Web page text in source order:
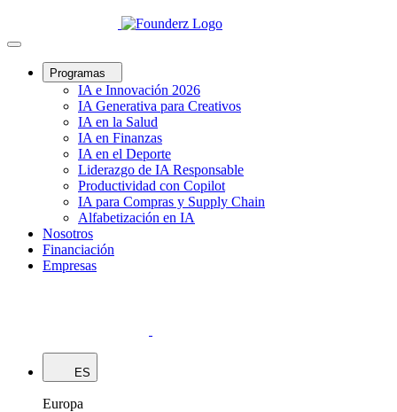
Programas
IA e Innovación 2026
IA Generativa para Creativos
IA en la Salud
IA en Finanzas
IA en el Deporte
Liderazgo de IA Responsable
Productividad con Copilot
IA para Compras y Supply Chain
Alfabetización en IA
Nosotros
Financiación
Empresas
ES
Europa